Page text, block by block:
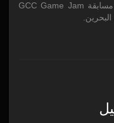
اقرأ وشاهد صوراً عن تفاصيل أحداث مسابقة GCC Game Jam